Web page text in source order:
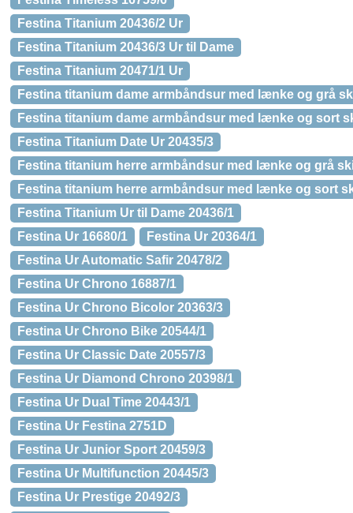
Festina Titanium 20436/2 Ur
Festina Titanium 20436/3 Ur til Dame
Festina Titanium 20471/1 Ur
Festina titanium dame armbåndsur med lænke og grå
Festina titanium dame armbåndsur med lænke og sort
Festina Titanium Date Ur 20435/3
Festina titanium herre armbåndsur med lænke og grå
Festina titanium herre armbåndsur med lænke og sort
Festina Titanium Ur til Dame 20436/1
Festina Ur 16680/1
Festina Ur 20364/1
Festina Ur Automatic Safir 20478/2
Festina Ur Chrono 16887/1
Festina Ur Chrono Bicolor 20363/3
Festina Ur Chrono Bike 20544/1
Festina Ur Classic Date 20557/3
Festina Ur Diamond Chrono 20398/1
Festina Ur Dual Time 20443/1
Festina Ur Festina 2751D
Festina Ur Junior Sport 20459/3
Festina Ur Multifunction 20445/3
Festina Ur Prestige 20492/3